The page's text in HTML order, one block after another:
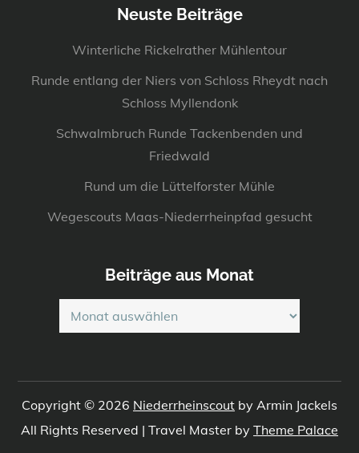
Neuste Beiträge
Winterliche Rickelrather Mühlentour
Runde entlang der Niers von Schloss Rheydt nach
Schloss Myllendonk
Schwalmbruch Runde Tackenbenden und
Friedwald
Rund um die Lüttelforster Mühle
Wegescouts Maas-Niederrheinpfad gesucht
Beiträge aus Monat
Beiträge
aus
Copyright © 2026 Niederrheinscout by Armin Jackels
All Rights Reserved | Travel Master by Theme Palace